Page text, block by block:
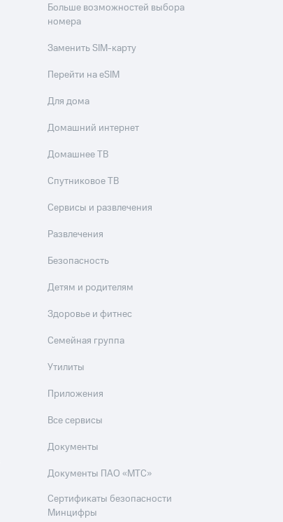
Больше возможностей выбора
номера
Заменить SIM-карту
Перейти на eSIM
Для дома
Домашний интернет
Домашнее ТВ
Спутниковое ТВ
Сервисы и развлечения
Развлечения
Безопасность
Детям и родителям
Здоровье и фитнес
Семейная группа
Утилиты
Приложения
Все сервисы
Документы
Документы ПАО «МТС»
Сертификаты безопасности
Минцифры